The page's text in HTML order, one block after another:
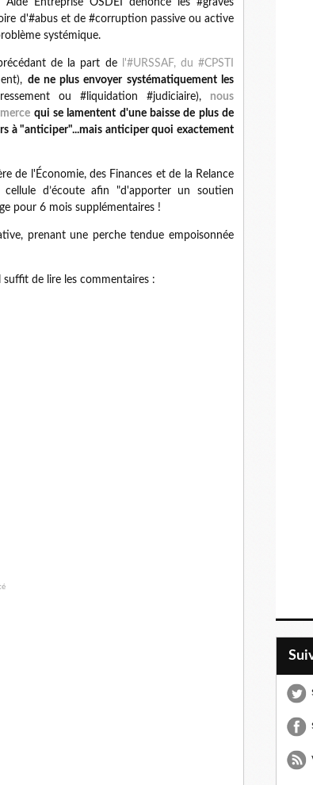
Entreprise OSDEI dénonce les #graves
d'#abus et de #corruption passive ou active
systémique.
de la part de
l'#URSSAF, du #CPSTI
de ne plus envoyer systématiquement les
ou #liquidation #judiciaire), nous
qui se lamentent d'une baisse de plus de
à "anticiper"...mais anticiper quoi exactement
de l'Économie, des Finances et de la Relance
cellule d’écoute afin "d'apporter un soutien
pour 6 mois supplémentaires !
prenant une perche tendue empoisonnée
de lire les commentaires :